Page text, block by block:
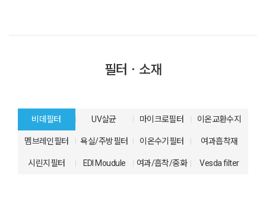
필터ㆍ소재
비데필터 UV살균 마이크로필터 이온교환수지
멤브레인필터 욕실/주방필터 이온수기필터 여과흡착재
시린지필터 EDI Moudule 여과/흡착/중화 Vesda filter